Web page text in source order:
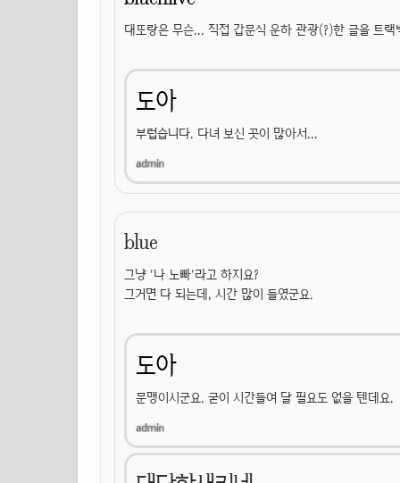
대또랑은 무슨... 직접 갑문식 운하 관광(?)한 글을 트랙
도아
부럽습니다. 다녀 보신 곳이 많아서...
blue
그냥 '나 노빠'라고 하지요?
그거면 다 되는데, 시간 많이 들였군요.
도아
문맹이시군요. 굳이 시간들여 달 필요도 없을 텐데요.